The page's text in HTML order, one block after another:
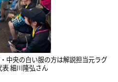
中央の白い服の方は解説担当元ラグ
表 細川隆弘さん